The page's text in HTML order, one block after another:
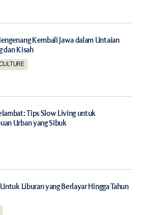
Kembali Jawa dalam Untaian
dan Kisah
Tips Slow Living untuk
Urban yang Sibuk
Liburan yang Berlayar Hingga Tahun